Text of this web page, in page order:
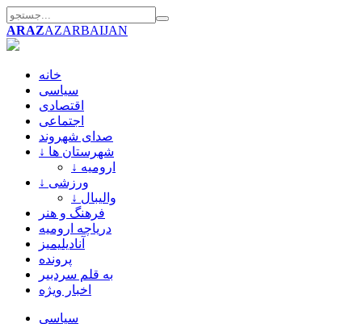
ARAZAZARBAIJAN
خانه
سیاسی
اقتصادی
اجتماعی
صدای شهروند
↓ شهرستان ها
↓ ارومیه
↓ ورزشی
↓ والیبال
فرهنگ و هنر
دریاچه ارومیه
آنادیلیمیز
پرونده
به قلم سردبیر
اخبار ویژه
سیاسی